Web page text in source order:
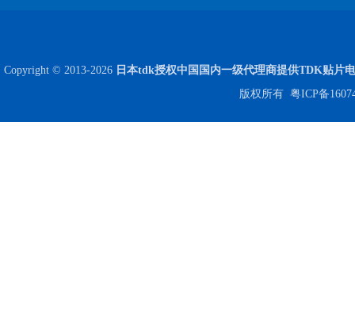
Copyright © 2013-2026 日本tdk授权中国国内一级代理商提供TDK贴片
版权所有 粤ICP备